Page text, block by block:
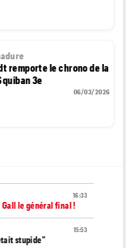
remporte le chrono de la
3e
06/03/2026
16:33
le général final !
15:53
stupide"